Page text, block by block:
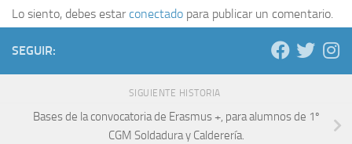
Lo siento, debes estar conectado para publicar un comentario.
SEGUIR:
SIGUIENTE HISTORIA
Bases de la convocatoria de Erasmus +, para alumnos de 1º
CGM Soldadura y Calderería.